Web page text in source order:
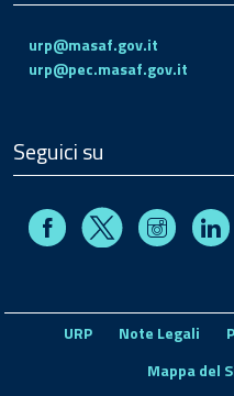
urp@masaf.gov.it
urp@pec.masaf.gov.it
Seguici su
FacebookX
URP Note Legali
Mappa del